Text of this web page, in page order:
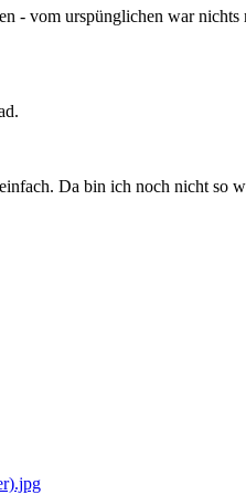
- vom urspünglichen war
Da bin ich noch nicht so